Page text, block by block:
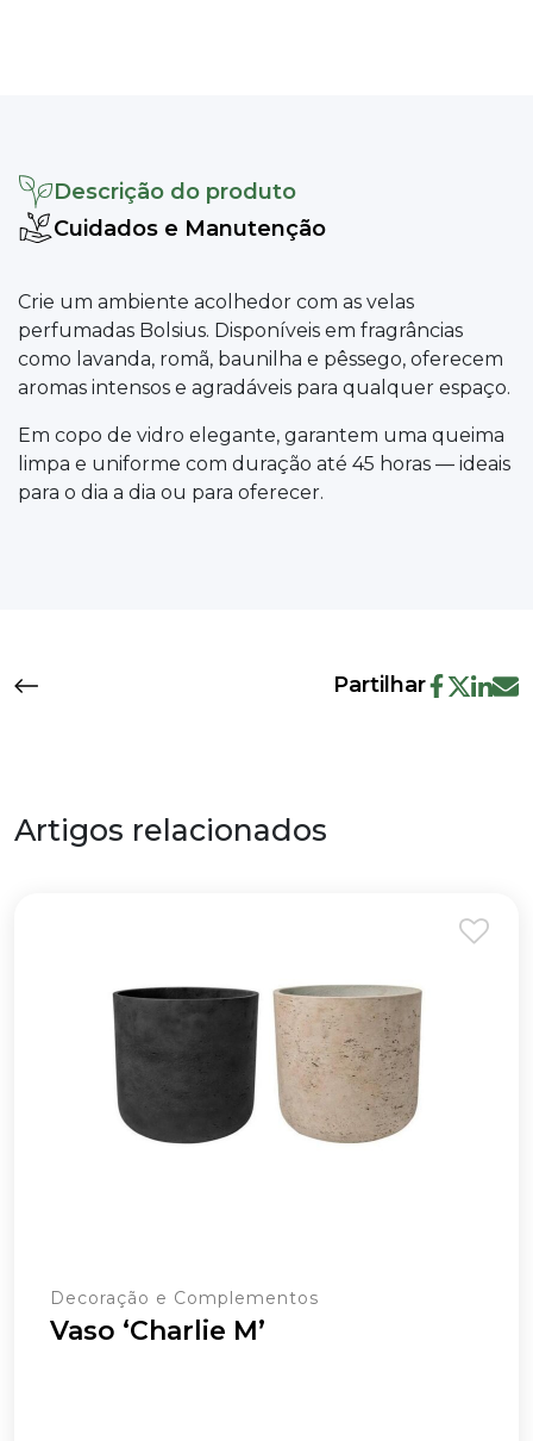
Descrição do produto
Cuidados e Manutenção
Crie um ambiente acolhedor com as velas
perfumadas Bolsius. Disponíveis em fragrâncias
como lavanda, romã, baunilha e pêssego, oferecem
aromas intensos e agradáveis para qualquer espaço.
Em copo de vidro elegante, garantem uma queima
limpa e uniforme com duração até 45 horas — ideais
para o dia a dia ou para oferecer.
Partilhar
Artigos relacionados
Decoração e Complementos
Vaso ‘Charlie M’